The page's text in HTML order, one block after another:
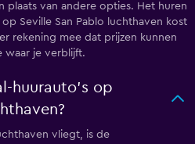
plaats van andere opties. Het huren
Seville San Pablo luchthaven kost
rekening mee dat prijzen kunnen
waar je verblijft.
huurauto's op
vliegt, is de